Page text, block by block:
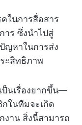
ในการสื่อสาร
าร ซึ่งนำไปสู่
ญหาในการส่ง
ะสิทธิภาพ
ป็นเรื่องยากขึ้น—
ในทีมจะเกิด
งาน สิ่งนี้สามารถ